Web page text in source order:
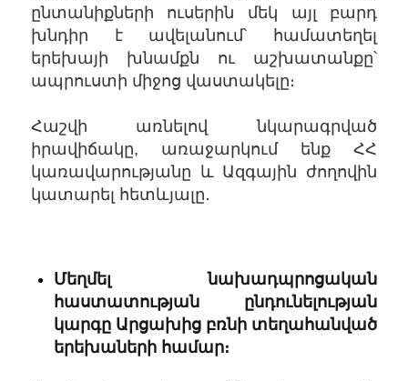
ընտանիքների ուսերին մեկ այլ բարդ
խնդիր է ավելանում՝ համատեղել
երեխայի խնամքն ու աշխատանքը՝
ապրուստի միջոց վաստակելը։
Հաշվի առնելով նկարագրված
իրավիճակը, առաջարկում ենք ՀՀ
կառավարությանը և Ազգային ժողովին
կատարել հետևյալը․
Մեղմել նախադպրոցական
հաստատության ընդունելության
կարգը Արցախից բռնի տեղահանված
երեխաների համար։